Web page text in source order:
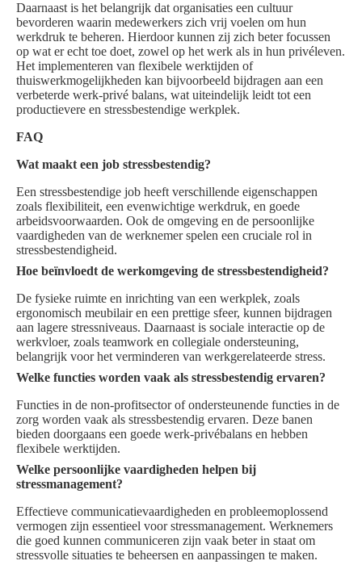
Daarnaast is het belangrijk dat organisaties een cultuur
bevorderen waarin medewerkers zich vrij voelen om hun
werkdruk te beheren. Hierdoor kunnen zij zich beter focussen
op wat er echt toe doet, zowel op het werk als in hun privéleven.
Het implementeren van flexibele werktijden of
thuiswerkmogelijkheden kan bijvoorbeeld bijdragen aan een
verbeterde werk-privé balans, wat uiteindelijk leidt tot een
productievere en stressbestendige werkplek.
FAQ
Wat maakt een job stressbestendig?
Een stressbestendige job heeft verschillende eigenschappen
zoals flexibiliteit, een evenwichtige werkdruk, en goede
arbeidsvoorwaarden. Ook de omgeving en de persoonlijke
vaardigheden van de werknemer spelen een cruciale rol in
stressbestendigheid.
Hoe beïnvloedt de werkomgeving de stressbestendigheid?
De fysieke ruimte en inrichting van een werkplek, zoals
ergonomisch meubilair en een prettige sfeer, kunnen bijdragen
aan lagere stressniveaus. Daarnaast is sociale interactie op de
werkvloer, zoals teamwork en collegiale ondersteuning,
belangrijk voor het verminderen van werkgerelateerde stress.
Welke functies worden vaak als stressbestendig ervaren?
Functies in de non-profitsector of ondersteunende functies in de
zorg worden vaak als stressbestendig ervaren. Deze banen
bieden doorgaans een goede werk-privébalans en hebben
flexibele werktijden.
Welke persoonlijke vaardigheden helpen bij
stressmanagement?
Effectieve communicatievaardigheden en probleemoplossend
vermogen zijn essentieel voor stressmanagement. Werknemers
die goed kunnen communiceren zijn vaak beter in staat om
stressvolle situaties te beheersen en aanpassingen te maken.